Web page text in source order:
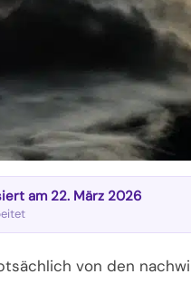
am 22. März 2026
von den